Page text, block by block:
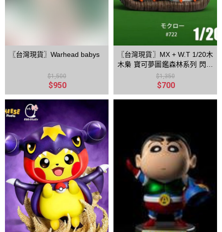
〖台灣現貨〗Warhead babys
$1,500
$950
〖台灣現貨〗MX + W.T 1/20木
木梟 寶可夢圖鑑森林系列 閃光
$1,350
$700